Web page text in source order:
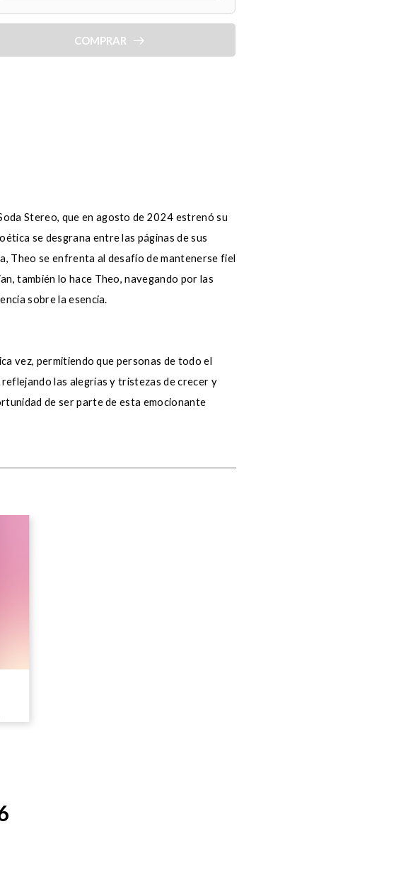
COMPRAR
Stereo, que en agosto de 2024 estrenó su
se desgrana entre las páginas de sus
Theo se enfrenta al desafío de mantenerse fiel
también lo hace Theo, navegando por las
sobre la esencia.
vez, permitiendo que personas de todo el
las alegrías y tristezas de crecer y
de ser parte de esta emocionante